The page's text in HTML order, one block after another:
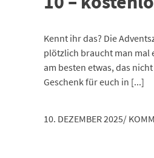
Kennt ihr das? Die
plötzlich braucht man mal
am besten etwas, das
Geschenk für euch in [...]
10. DEZEMBER 2025/